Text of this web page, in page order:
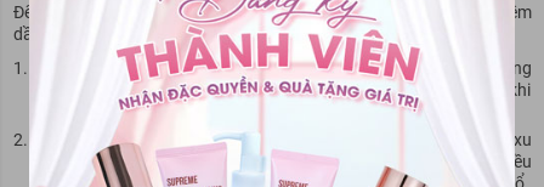
Để kem chống nắng Garnier phát huy tối đa khả năng bảo vệ và kiềm
dầu, bạn hãy lưu ý:
Thứ tự sử dụng:Dùng sau tất cả các bước dưỡng da buổi sáng
(toner -> serum -> kem dưỡng ẩm mỏng nhẹ nếu cần) và trước khi
Liều lượng đủ: Lấy một lượng kem chống nắng khoảng 1 đồng xu
lớn hoặc 1.5 - 2 đốt ngón tay trỏ cho toàn bộ mặt và cổ. Chấm đều
lên 5 điểm: trán, mũi, cằm và hai bên má, sau đó thêm cho vùng cổ.